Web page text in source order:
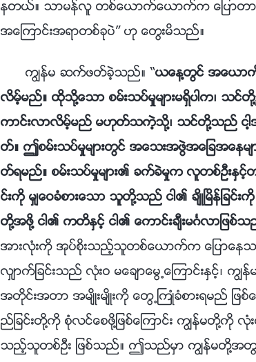
နတယ္။ သာမန္လူ တစ္ေယာက္ေယာက္က ေျပာတာ
အေၾကာင္းအရာတစ္ခုပဲ” ဟု ေတြးမိသည္။
ကြၽန္မ ဆက္ဖတ္ခဲ့သည္။ “ယေန႔တြင္ အေယာ
လိမ့္မည္။ ထိုသို႔ေသာ စမ္းသပ္မႈမ်ားမရွိပါက၊ သ
ကာင္းလာလိမ့္မည္ မဟုတ္သကဲ့သို႔၊ သင္တို႔သည္ ငါ့
တ္။ ဤစမ္းသပ္မႈမ်ားတြင္ အေသးအဖြဲအေျခအေ
တ္ရမည္။ စမ္းသပ္မႈမ်ား၏ ခက္ခဲမႈက လူတစ္ဦးႏွင့္တ
င္းကို မွ်ေဝခံစားေသာ သူတို႔သည္ ငါ၏ ခ်ိဳၿမိန္ျခင္
တို႔အဖို႔ ငါ၏ ကတိႏွင့္ ငါ၏ ေကာင္းခ်ီးမဂၤလာျဖစ္
အားလုံးကို အုပ္စိုးသည့္သူတစ္ေယာက္က ေျပာေနသ
လွ်ာက္ျခင္းသည္ လုံးဝ မေခ်ာေမြ႕ေၾကာင္းႏွင့္၊ က
အတိုင္းအတာ အမ်ိဳးမ်ိဳးကို ေတြ႕ႀကဳံခံစားရမည္ ျဖ
ည္ျခင္းတို႔ကို စုံလင္ေစဖို႔ျဖစ္ေၾကာင္း ကြၽန္မတို႔
သည့္သူတစ္ဦး ျဖစ္သည္။ ဤသည္မွာ ကြၽန္မတို႔အတြ